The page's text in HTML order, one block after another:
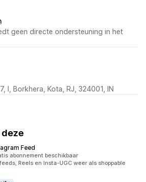
geen directe ondersteuning in het
I, Borkhera, Kota, RJ, 324001, IN
deze
Feed
totaal
abonnement beschikbaar
Reels en Insta-UGC weer als shoppable